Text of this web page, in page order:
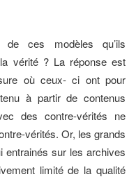
de ces modèles qu’ils
vérité ? La réponse est
où ceux- ci ont pour
à partir de contenus
des contre-vérités ne
vérités. Or, les grands
entrainés sur les archives
limité de la qualité